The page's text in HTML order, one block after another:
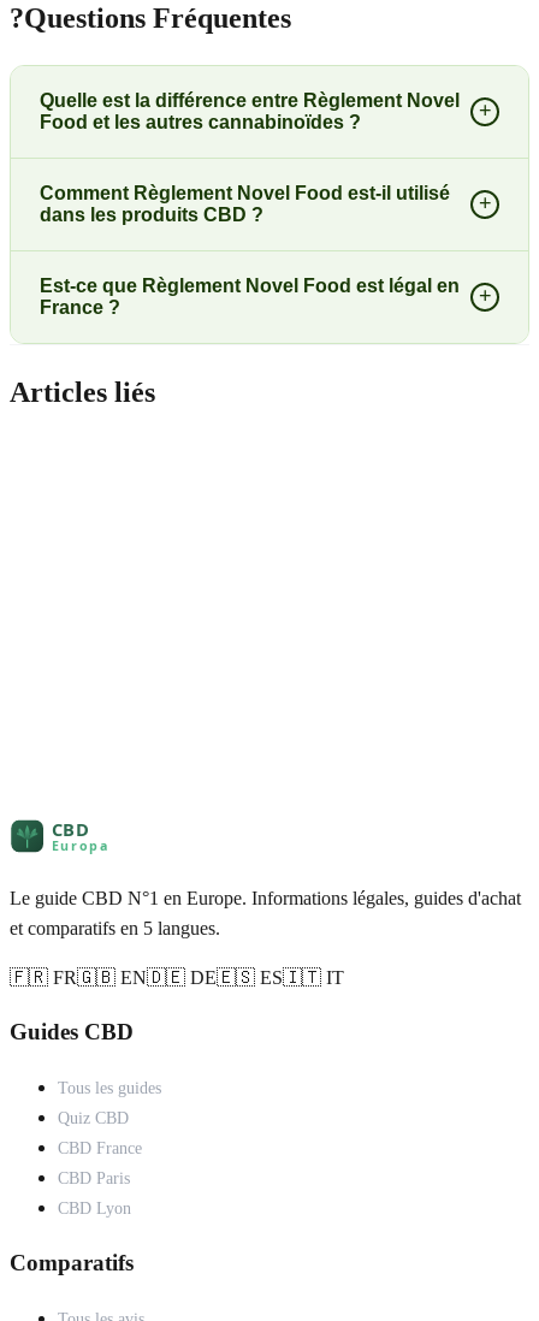
?Questions Fréquentes
Quelle est la différence entre Règlement Novel
Food et les autres cannabinoïdes ?
+
Comment Règlement Novel Food est-il utilisé
dans les produits CBD ?
+
Est-ce que Règlement Novel Food est légal en
France ?
+
Articles liés
Le guide CBD N°1 en Europe. Informations légales, guides d'achat
et comparatifs en 5 langues.
🇫🇷 FR🇬🇧 EN🇩🇪 DE🇪🇸 ES🇮🇹 IT
Guides CBD
Tous les guides
Quiz CBD
CBD France
CBD Paris
CBD Lyon
Comparatifs